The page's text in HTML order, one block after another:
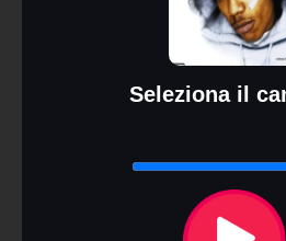
Seleziona il